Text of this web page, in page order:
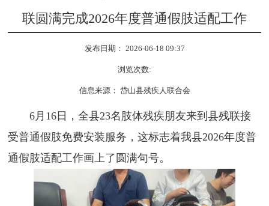
联圆满完成2026年度普通假肢适配工作
发布日期： 2026-06-18 09:37
浏览次数:
信息来源： 岱山县残疾人联合会
6月16日，全县23名肢体残疾朋友来到县残联接
受普通假肢免费安装服务，这标志着我县2026年度普
通假肢适配工作画上了圆满句号。